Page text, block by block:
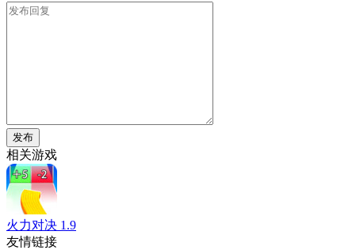
发布
相关游戏
火力对决 1.9
友情链接